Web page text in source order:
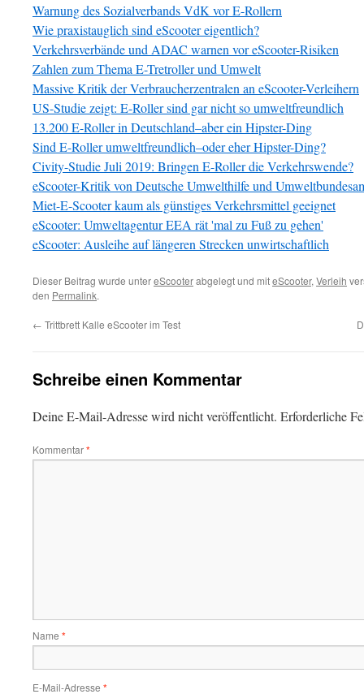
Warnung des Sozialverbands VdK vor E-Rollern
Wie praxistauglich sind eScooter eigentlich?
Verkehrsverbände und ADAC warnen vor eScooter-Risiken
Zahlen zum Thema E-Tretroller und Umwelt
Massive Kritik der Verbraucherzentralen an eScooter-Verleihern
US-Studie zeigt: E-Roller sind gar nicht so umweltfreundlich
13.200 E-Roller in Deutschland–aber ein Hipster-Ding
Sind E-Roller umweltfreundlich–oder eher Hipster-Ding?
Civity-Studie Juli 2019: Bringen E-Roller die Verkehrswende?
eScooter-Kritik von Deutsche Umwelthilfe und
Miet-E-Scooter kaum als günstiges Verkehrsmittel geeignet
eScooter: Umweltagentur EEA rät 'mal zu Fuß zu gehen'
eScooter: Ausleihe auf längeren Strecken unwirtschaftlich
Dieser Beitrag wurde untereScooterabgelegt und miteScooter, Verleih
den Permalink.
← Trittbrett Kalle eScooter im Test
Schreibe einen Kommentar
Deine E-Mail-Adresse wird nicht veröffentlicht. Erforderliche
Kommentar*
Name *
E-Mail-Adresse *